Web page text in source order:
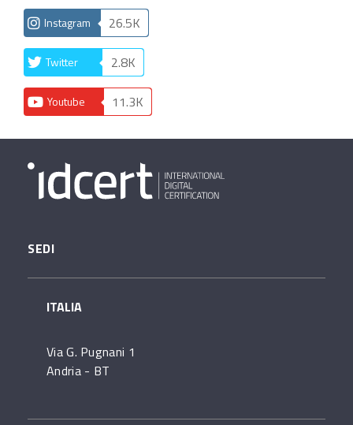
Instagram 26.5K
Twitter 2.8K
Youtube 11.3K
SEDI
ITALIA
Via G. Pugnani 1
Andria - BT